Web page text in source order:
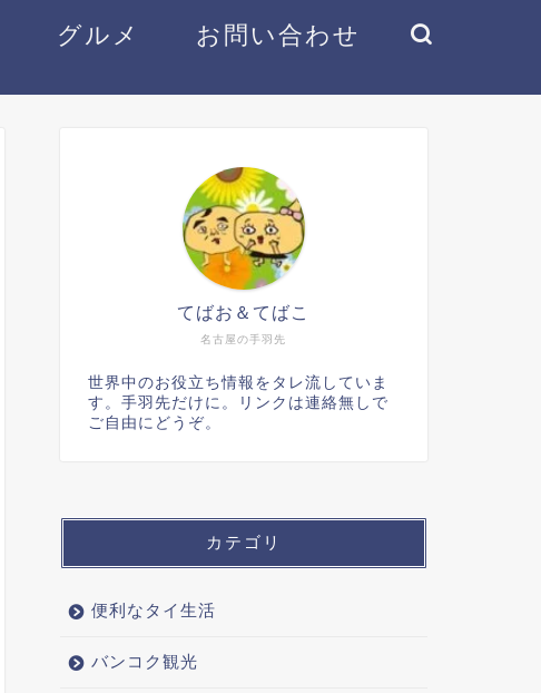
グルメ お問い合わせ
名古屋の手羽先
てばお＆てばこ
世界中のお役立ち情報をタレ流していま
す。手羽先だけに。リンクは連絡無しで
ご自由にどうぞ。
カテゴリ
便利なタイ生活
バンコク観光